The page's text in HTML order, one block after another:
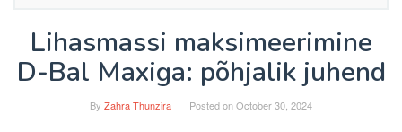
Lihasmassi maksimeerimine
D-Bal Maxiga: põhjalik juhend
By Zahra Thunzira Posted onOctober 30, 2024